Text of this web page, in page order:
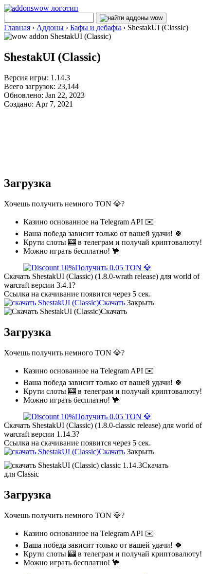
Главная › Аддоны › Бафы и дебафы › ShestakUI (Classic)
ShestakUI (Classic)
Версия игры: 1.14.3
Всего загрузок: 23,144
Обновлено: Jan 22, 2023
Создано: Apr 7, 2021
Загрузка
Хочешь получить немного TON 💎?
Казино основанное на Telegram API ✉️
Ваша победа зависит только от вашей удачи! 🍀
Крути слоты 🎰 в телеграм и получай криптовалюту!
Можно играть бесплатно! 🐪
Получить 0.05 TON 💎
Скачать ShestakUI (Classic) (1.8.0-wrath release) для world of
warcraft версии 3.4.1?
Ссылка на скачивание появится через 5 сек.
Скачать Закрыть
Скачать
Загрузка
Хочешь получить немного TON 💎?
Казино основанное на Telegram API ✉️
Ваша победа зависит только от вашей удачи! 🍀
Крути слоты 🎰 в телеграм и получай криптовалюту!
Можно играть бесплатно! 🐪
Получить 0.05 TON 💎
Скачать ShestakUI (Classic) (1.8.0-classic release) для world of
warcraft версии 1.14.3?
Ссылка на скачивание появится через 5 сек.
Скачать Закрыть
Скачать
для Classic
Загрузка
Хочешь получить немного TON 💎?
Казино основанное на Telegram API ✉️
Ваша победа зависит только от вашей удачи! 🍀
Крути слоты 🎰 в телеграм и получай криптовалюту!
Можно играть бесплатно! 🐪